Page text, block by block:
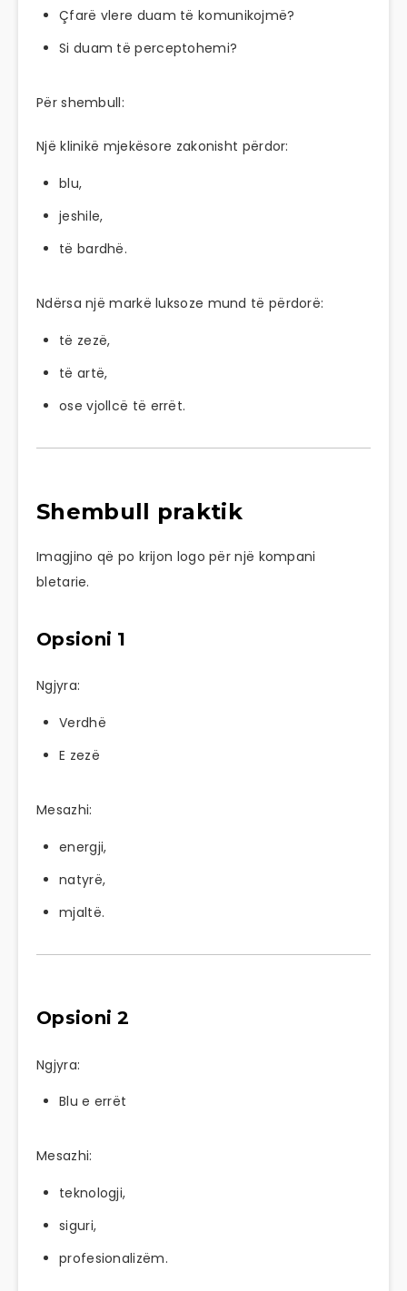
Çfarë vlere duam të komunikojmë?
Si duam të perceptohemi?
Për shembull:
Një klinikë mjekësore zakonisht përdor:
blu,
jeshile,
të bardhë.
Ndërsa një markë luksoze mund të përdorë:
të zezë,
të artë,
ose vjollcë të errët.
Shembull praktik
Imagjino që po krijon logo për një kompani
bletarie.
Opsioni 1
Ngjyra:
Verdhë
E zezë
Mesazhi:
energji,
natyrë,
mjaltë.
Opsioni 2
Ngjyra:
Blu e errët
Mesazhi:
teknologji,
siguri,
profesionalizëm.